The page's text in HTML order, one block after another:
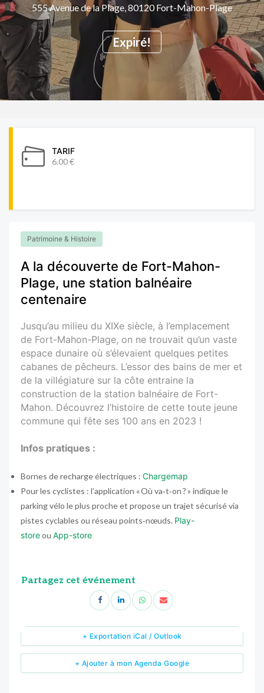
Expiré!
555 Avenue de la Plage, 80120 Fort-Mahon-Plage
TARIF
6.00 €
Patrimoine & Histoire
A la découverte de Fort-Mahon-
Plage, une station balnéaire
centenaire
Jusqu’au milieu du XIXe siècle, à l’emplacement
de Fort-Mahon-Plage, on ne trouvait qu’un vaste
espace dunaire où s’élevaient quelques petites
cabanes de pêcheurs. L’essor des bains de mer et
de la villégiature sur la côte entraine la
construction de la station balnéaire de Fort-
Mahon. Découvrez l’histoire de cette toute jeune
commune qui fête ses 100 ans en 2023 !
Infos pratiques :
Bornes de recharge électriques : Chargemap
Pour les cyclistes : l’application « Où va‑t‑on ? » indique le
parking vélo le plus proche et propose un trajet sécurisé via
pistes cyclables ou réseau points‑nœuds. Play-
storeou App-store
Partagez cet événement
+ Ajouter à mon Agenda Google
+ Exportation iCal / Outlook